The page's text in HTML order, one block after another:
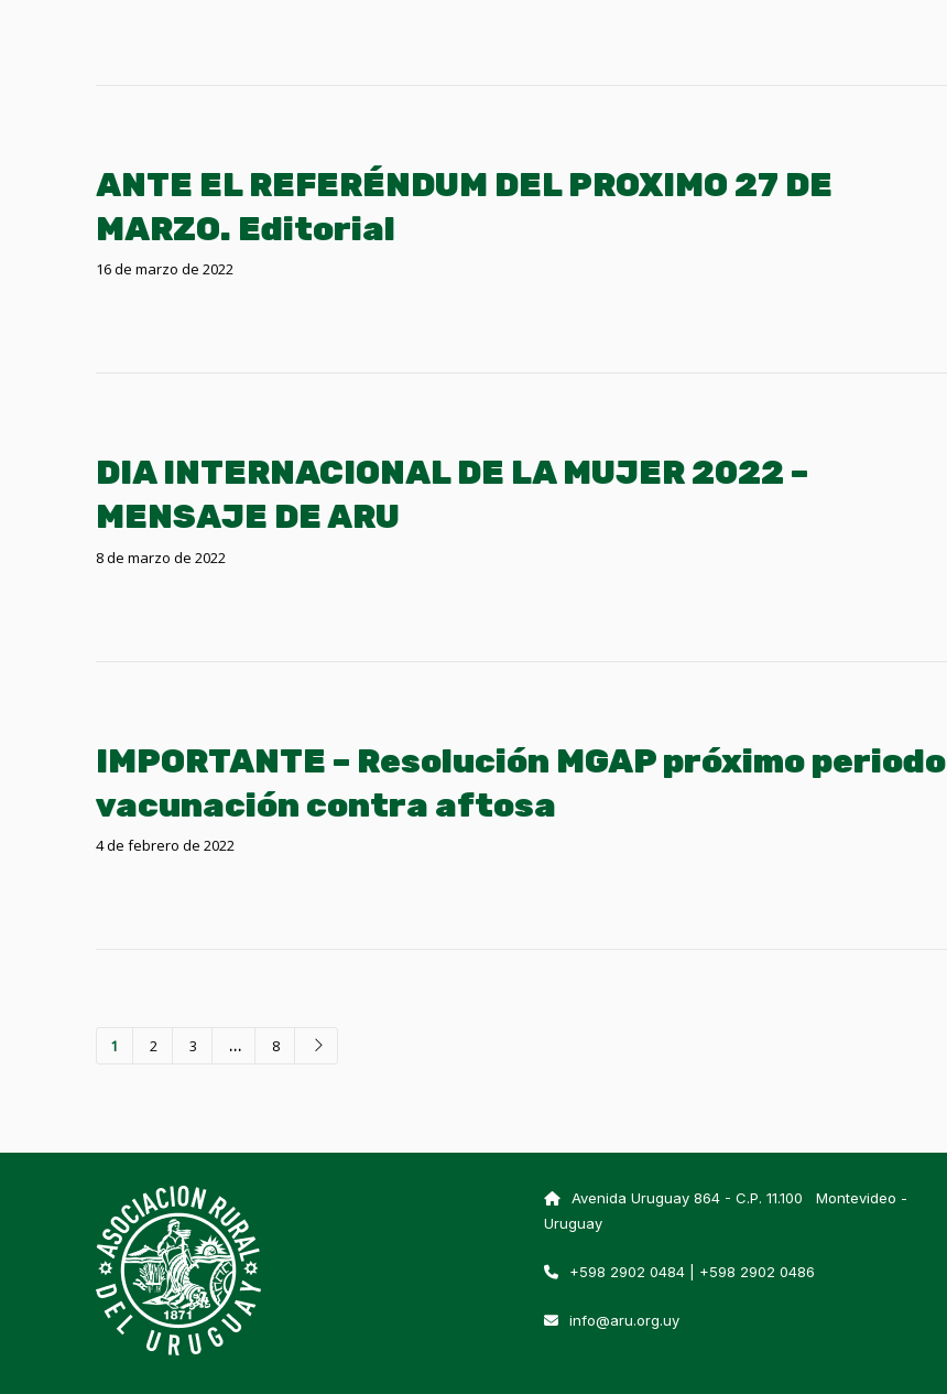
ANTE EL REFERÉNDUM DEL PROXIMO 27 DE
MARZO. Editorial
16 de marzo de 2022
DIA INTERNACIONAL DE LA MUJER 2022 –
MENSAJE DE ARU
8 de marzo de 2022
IMPORTANTE – Resolución MGAP próximo periodo
vacunación contra aftosa
4 de febrero de 2022
1 2 3 … 8
Avenida Uruguay 864 - C.P. 11.100 Montevideo -
Uruguay
+598 2902 0484 | +598 2902 0486
info@aru.org.uy